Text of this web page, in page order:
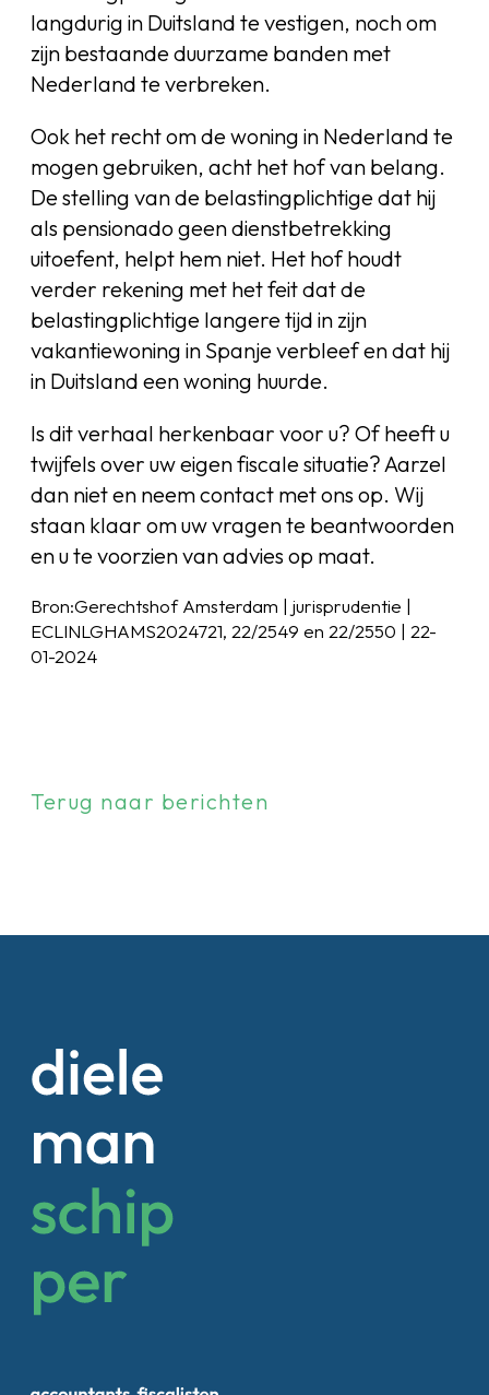
langdurig in Duitsland te vestigen, noch om
zijn bestaande duurzame banden met
Nederland te verbreken.
Ook het recht om de woning in Nederland te
mogen gebruiken, acht het hof van belang.
De stelling van de belastingplichtige dat hij
als pensionado geen dienstbetrekking
uitoefent, helpt hem niet. Het hof houdt
verder rekening met het feit dat de
belastingplichtige langere tijd in zijn
vakantiewoning in Spanje verbleef en dat hij
in Duitsland een woning huurde.
Is dit verhaal herkenbaar voor u? Of heeft u
twijfels over uw eigen fiscale situatie? Aarzel
dan niet en neem contact met ons op. Wij
staan klaar om uw vragen te beantwoorden
en u te voorzien van advies op maat.
Bron:Gerechtshof Amsterdam | jurisprudentie |
ECLINLGHAMS2024721, 22/2549 en 22/2550 | 22-
01-2024
Terug naar berichten